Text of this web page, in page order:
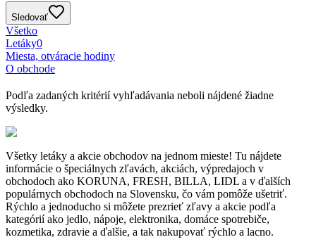
Sledovať
Všetko
Letáky0
Miesta, otváracie hodiny
O obchode
Podľa zadaných kritérií vyhľadávania neboli nájdené žiadne
výsledky.
Všetky letáky a akcie obchodov na jednom mieste! Tu nájdete
informácie o špeciálnych zľavách, akciách, výpredajoch v
obchodoch ako KORUNA, FRESH, BILLA, LIDL a v ďalších
populárnych obchodoch na Slovensku, čo vám pomôže ušetriť.
Rýchlo a jednoducho si môžete prezrieť zľavy a akcie podľa
kategórií ako jedlo, nápoje, elektronika, domáce spotrebiče,
kozmetika, zdravie a ďalšie, a tak nakupovať rýchlo a lacno.